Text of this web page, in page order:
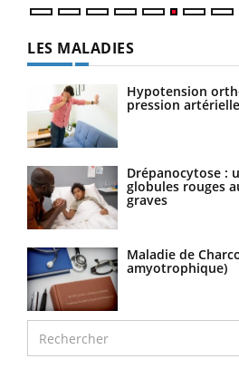
LES MALADIES
Hypotension
pression
Drépanocytose :
globules rouges
graves
Maladie de
amyotrophique)